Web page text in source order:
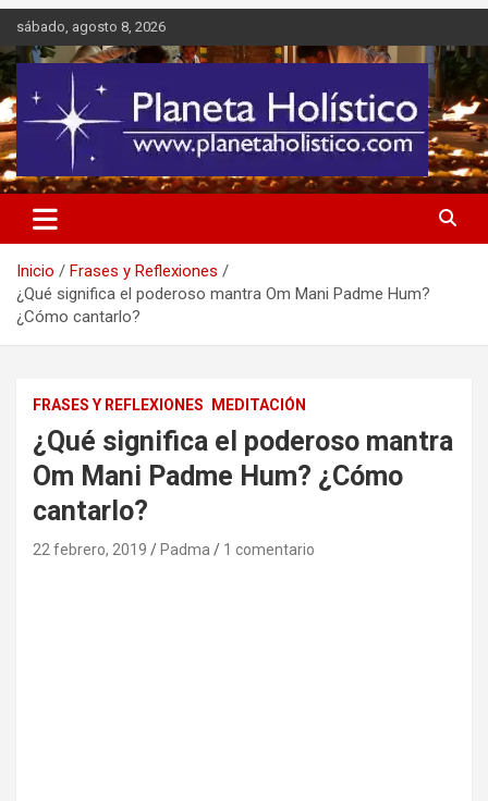
Saltar
contenido
sábado, agosto 8, 2026
Planeta Holístico
Difusión de espiritualidad, terapias alternativas holísticas, cursos,
talleres y seminarios
Inicio
Frases y Reflexiones
¿Qué significa el poderoso mantra Om Mani Padme Hum?
¿Cómo cantarlo?
FRASES Y REFLEXIONES MEDITACIÓN
¿Qué significa el poderoso mantra
Om Mani Padme Hum? ¿Cómo
cantarlo?
22 febrero, 2019 Padma 1 comentario